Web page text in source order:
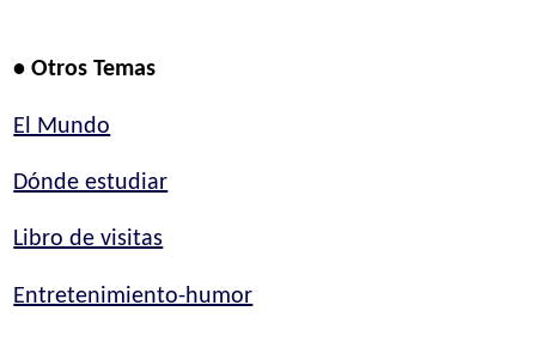
• Otros Temas
El Mundo
Dónde estudiar
Libro de visitas
Entretenimiento-humor